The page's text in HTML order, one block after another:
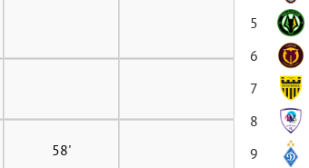
58'
5
6
7
8
9